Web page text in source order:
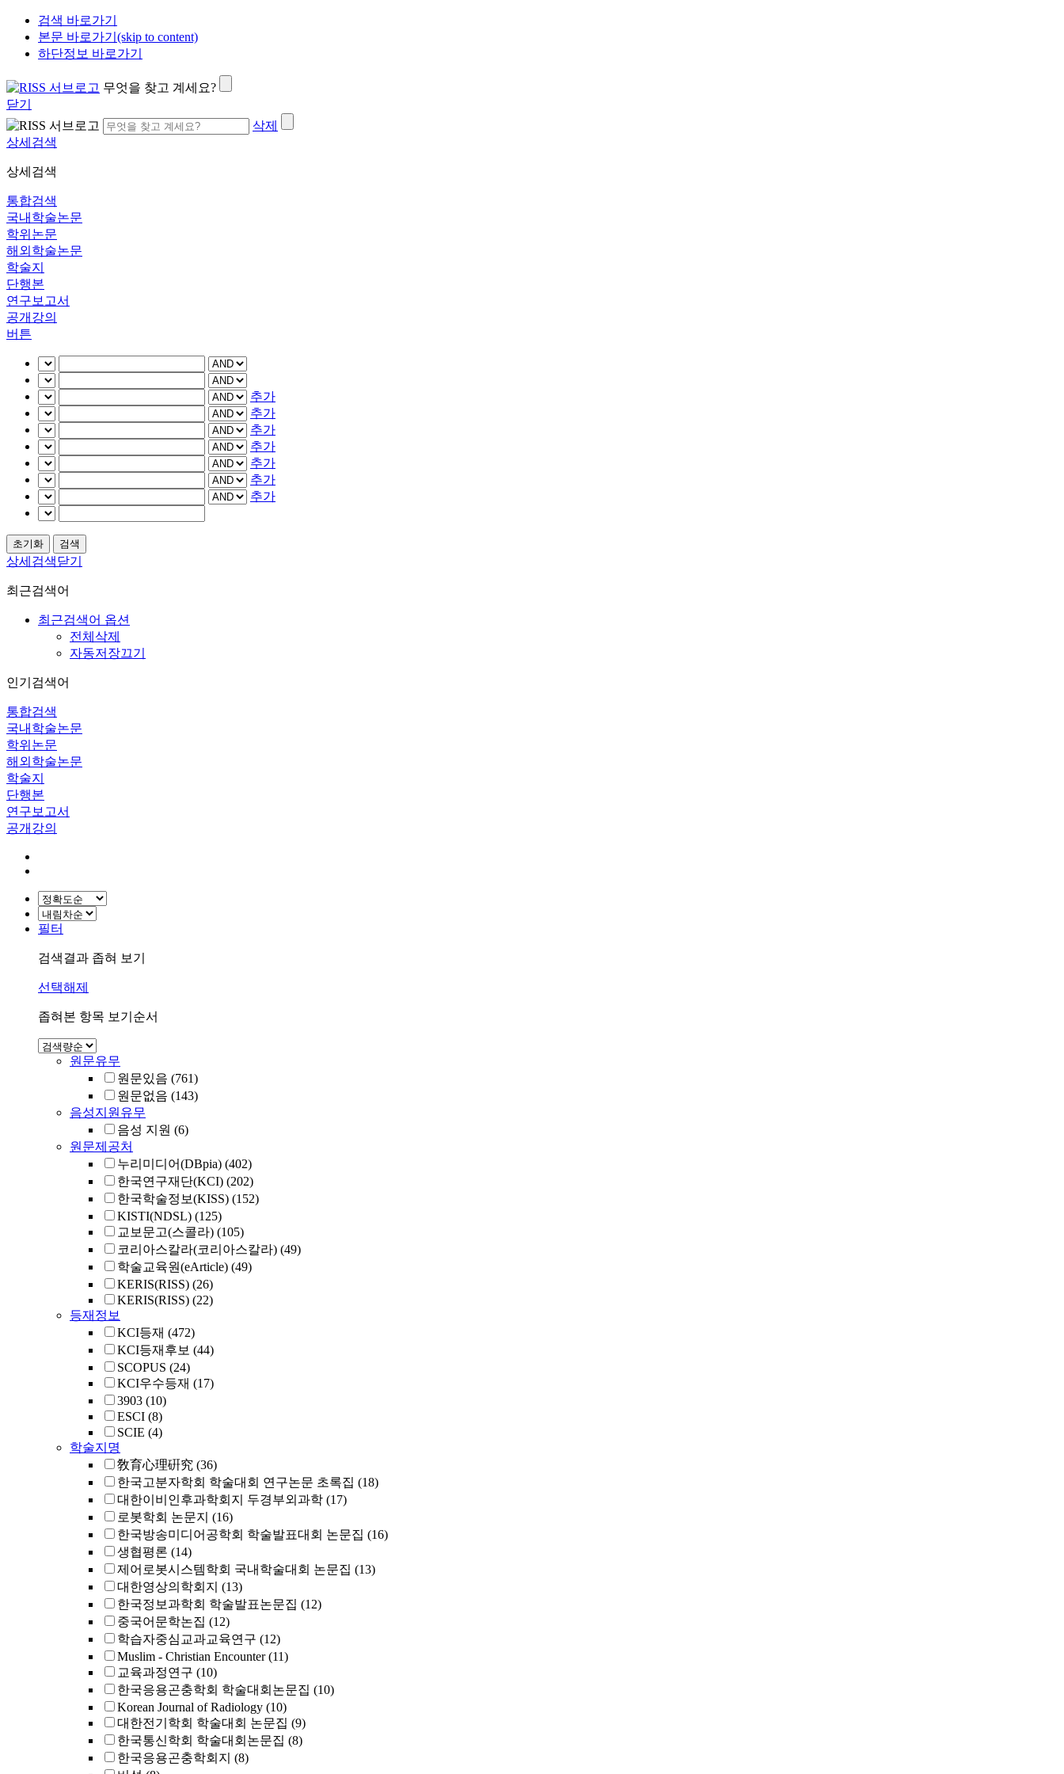
검색 바로가기
본문 바로가기(skip to content)
하단정보 바로가기
무엇을 찾고 계세요?
닫기
삭제
상세검색
상세검색
통합검색
국내학술논문
학위논문
해외학술논문
학술지
단행본
연구보고서
공개강의
버튼
추가
추가
추가
추가
추가
추가
추가
상세검색닫기
최근검색어
최근검색어 옵션
전체삭제
자동저장끄기
인기검색어
통합검색
국내학술논문
학위논문
해외학술논문
학술지
단행본
연구보고서
공개강의
필터
검색결과 좁혀 보기
선택해제
좁혀본 항목 보기순서
원문유무
원문있음 (761)
원문없음 (143)
음성지원유무
음성 지원 (6)
원문제공처
누리미디어(DBpia) (402)
한국연구재단(KCI) (202)
한국학술정보(KISS) (152)
KISTI(NDSL) (125)
교보문고(스콜라) (105)
코리아스칼라(코리아스칼라) (49)
학술교육원(eArticle) (49)
KERIS(RISS) (26)
KERIS(RISS) (22)
등재정보
KCI등재 (472)
KCI등재후보 (44)
SCOPUS (24)
KCI우수등재 (17)
3903 (10)
ESCI (8)
SCIE (4)
학술지명
敎育心理硏究 (36)
한국고분자학회 학술대회 연구논문 초록집 (18)
대한이비인후과학회지 두경부외과학 (17)
로봇학회 논문지 (16)
한국방송미디어공학회 학술발표대회 논문집 (16)
생협평론 (14)
제어로봇시스템학회 국내학술대회 논문집 (13)
대한영상의학회지 (13)
한국정보과학회 학술발표논문집 (12)
중국어문학논집 (12)
학습자중심교과교육연구 (12)
Muslim - Christian Encounter (11)
교육과정연구 (10)
한국응용곤충학회 학술대회논문집 (10)
Korean Journal of Radiology (10)
대한전기학회 학술대회 논문집 (9)
한국통신학회 학술대회논문집 (8)
한국응용곤충학회지 (8)